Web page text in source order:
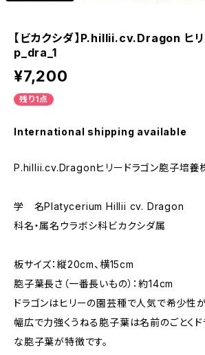
【ビカクシダ】P.hillii.cv.Dragon ヒ
p_dra_1
¥7,200
残り1点
International shipping available
P.hillii.cv.Dragonヒリードラゴン胞子培養
学 名Platycerium Hillii cv. Dragon
科名・属名ウラボシ科ビカクシダ属
板サイズ：縦20cm、横15cm
胞子葉長さ（一番長いもの）：約14cm
ドラゴンはヒリーの園芸種で人気で希少性
幅広で力強くうねる胞子葉は名前のごとく
な胞子葉が特徴です。